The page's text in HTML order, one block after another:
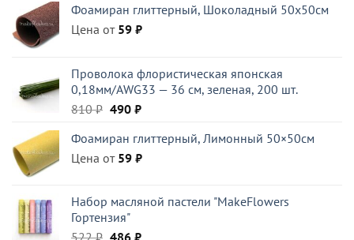
Фоамиран глиттерный, Шоколадный 50x50см
Цена от 59 ₽
Проволока флористическая японская
0,18мм/AWG33 — 36 см, зеленая, 200 шт.
810₽ Первоначальная
составляла
810 ₽.
490 ₽Текущая
490 ₽.
Фоамиран глиттерный, Лимонный 50×50см
Цена от 59 ₽
Набор масляной пастели "MakeFlowers
Гортензия"
522₽ Первоначальная
486 ₽Текущая